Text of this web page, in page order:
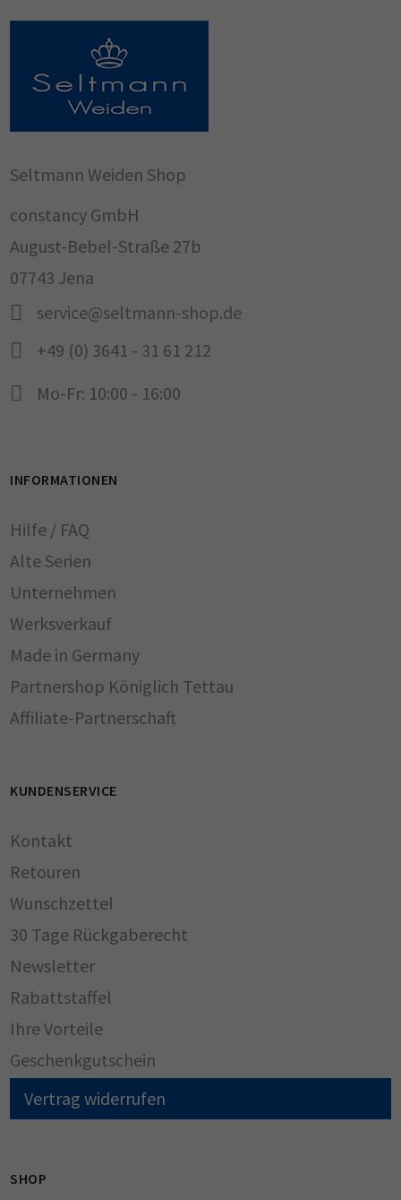
Seltmann Weiden Shop
constancy GmbH
August-Bebel-Straße 27b
07743 Jena
service@seltmann-shop.de
+49 (0) 3641 - 31 61 212
Mo-Fr: 10:00 - 16:00
INFORMATIONEN
Hilfe / FAQ
Alte Serien
Unternehmen
Werksverkauf
Made in Germany
Partnershop Königlich Tettau
Affiliate-Partnerschaft
KUNDENSERVICE
Kontakt
Retouren
Wunschzettel
30 Tage Rückgaberecht
Newsletter
Rabattstaffel
Ihre Vorteile
Geschenkgutschein
Vertrag widerrufen
SHOP